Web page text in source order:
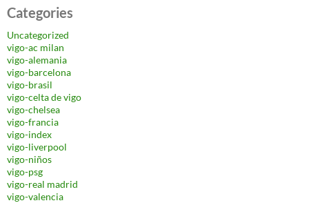
Categories
Uncategorized
vigo-ac milan
vigo-alemania
vigo-barcelona
vigo-brasil
vigo-celta de vigo
vigo-chelsea
vigo-francia
vigo-index
vigo-liverpool
vigo-niños
vigo-psg
vigo-real madrid
vigo-valencia